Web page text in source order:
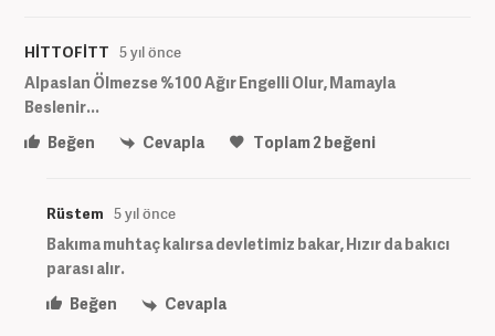
HİTTOFİTT 5 yıl önce
Alpaslan Ölmezse %100 Ağır Engelli Olur, Mamayla
Beslenir...
Beğen
Cevapla Toplam2beğeni
Rüstem 5 yıl önce
Bakıma muhtaç kalırsa devletimiz bakar, Hızır da bakıcı
parası alır.
Beğen
Cevapla